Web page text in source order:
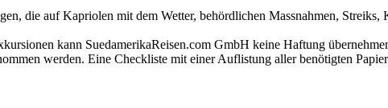
die auf Kapriolen mit dem Wetter, behördlichen Massnahmen,
kann SuedamerikaReisen.com GmbH keine Haftung
werden. Eine Checkliste mit einer Auflistung aller benötigten